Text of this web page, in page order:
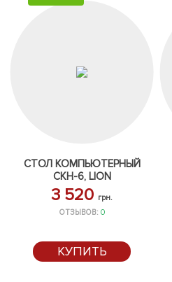
СТОЛ КОМПЬЮТЕРНЫЙ
СКН-6, LION
3 520 грн.
ОТЗЫВОВ: 0
КУПИТЬ